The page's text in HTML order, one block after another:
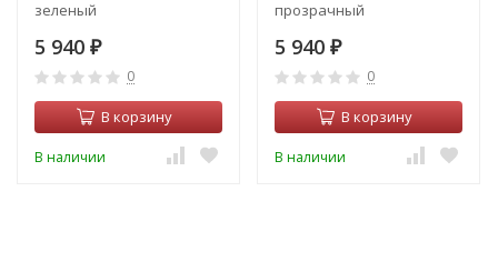
зеленый
5 940 ₽
0
В корзину
В наличии
прозрачный
5 940 ₽
0
В корзину
В наличии